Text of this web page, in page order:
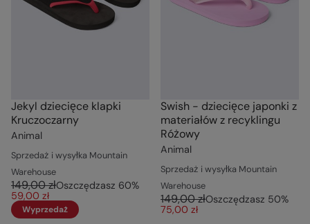
Jekyl dziecięce klapki
Kruczoczarny
Animal
Sprzedaż i wysyłka Mountain
Warehouse
149,00 złOszczędzasz 60%
59,00 zł
Wyprzedaż
Swish - dziecięce japonki z
materiałów z recyklingu
Różowy
Animal
Sprzedaż i wysyłka Mountain
Warehouse
149,00 złOszczędzasz 50%
75,00 zł